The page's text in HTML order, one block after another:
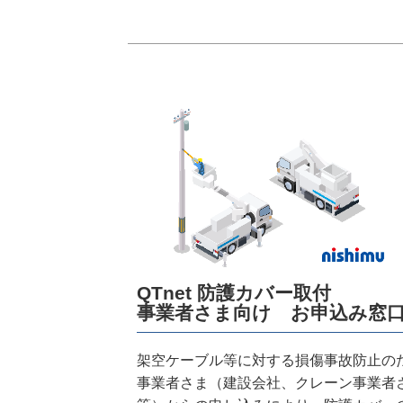
QTnet 防護カバー取付
事業者さま向け　お申込み窓口
架空ケーブル等に対する損傷事故防止の
事業者さま（建設会社、クレーン事業者